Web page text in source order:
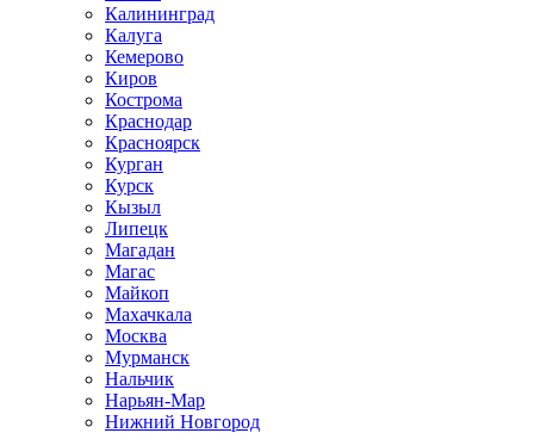
Калининград
Калуга
Кемерово
Киров
Кострома
Краснодар
Красноярск
Курган
Курск
Кызыл
Липецк
Магадан
Магас
Майкоп
Махачкала
Москва
Мурманск
Нальчик
Нарьян-Мар
Нижний Новгород